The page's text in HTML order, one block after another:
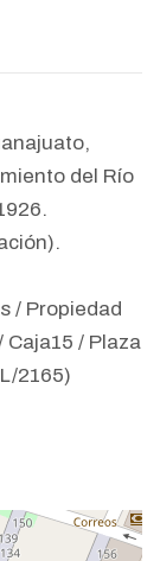
del Río
/ Propiedad
/ Plaza
2165)